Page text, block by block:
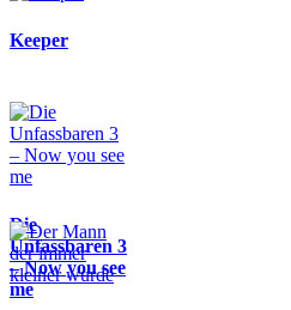
Keeper
Die
Unfassbaren 3
– Now you see
me